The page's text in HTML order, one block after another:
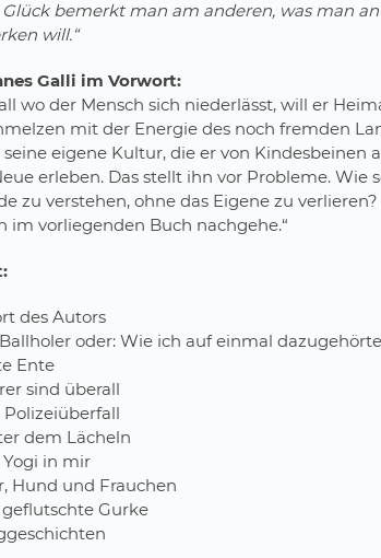
Glück bemerkt man am anderen, was man
will.“
Galli im Vorwort:
wo der Mensch sich niederlässt, will er
mit der Energie des noch fremden
seine eigene Kultur, die er von Kindesbeinen
erleben. Das stellt ihn vor Probleme. Wie
zu verstehen, ohne das Eigene zu
im vorliegenden Buch nachgehe.“
des Autors
Ballholer oder: Wie ich auf einmal
Ente
sind überall
Polizeiüberfall
dem Lächeln
Yogi in mir
Hund und Frauchen
geflutschte Gurke